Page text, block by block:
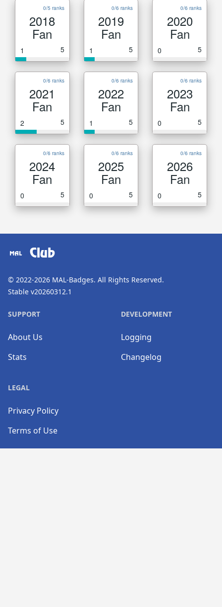
0/5 ranks
2018
Fan
1 5
0/6 ranks
2019
Fan
1 5
0/6 ranks
2020
Fan
0 5
0/6 ranks
2021
Fan
2 5
0/6 ranks
2022
Fan
1 5
0/6 ranks
2023
Fan
0 5
0/6 ranks
2024
Fan
0 5
0/6 ranks
2025
Fan
0 5
0/6 ranks
2026
Fan
0 5
Club
© 2022-2026 MAL-Badges. All Rights Reserved.
Stable v20260312.1
SUPPORT
About Us
Stats
DEVELOPMENT
Logging
Changelog
LEGAL
Privacy Policy
Terms of Use